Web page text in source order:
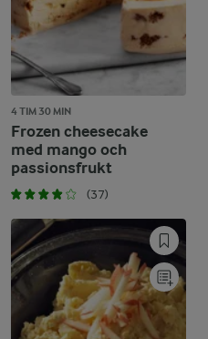
4 TIM 30 MIN
Frozen cheesecake
med mango och
passionsfrukt
(37)